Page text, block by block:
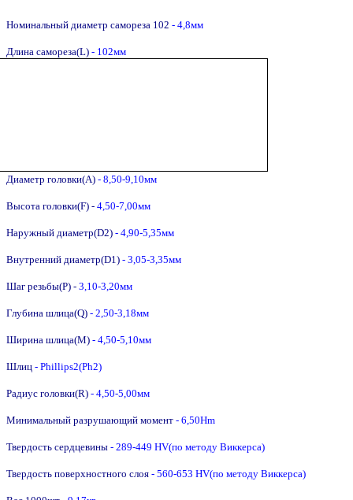
Номинальный диаметр самореза 102 - 4,8мм
Длина самореза(L) - 102мм
Диаметр головки(A) - 8,50-9,10мм
Высота головки(F) - 4,50-7,00мм
Наружный диаметр(D2) - 4,90-5,35мм
Внутренний диаметр(D1) - 3,05-3,35мм
Шаг резьбы(P) - 3,1 0-3,20мм
Глубина шлица(Q) - 2,50-3,18мм
Ширина шлица(M) - 4,50-5,10мм
Шлиц - Phillips2(Ph2)
Радиус головки(R) - 4,50-5,00мм
Минимальный разрушающий момент - 6,50Hm
Твердость сердцевины - 289-449 HV(по методу Виккерса)
Твердость поверхностного слоя - 560-653 HV(по методу Виккерса)